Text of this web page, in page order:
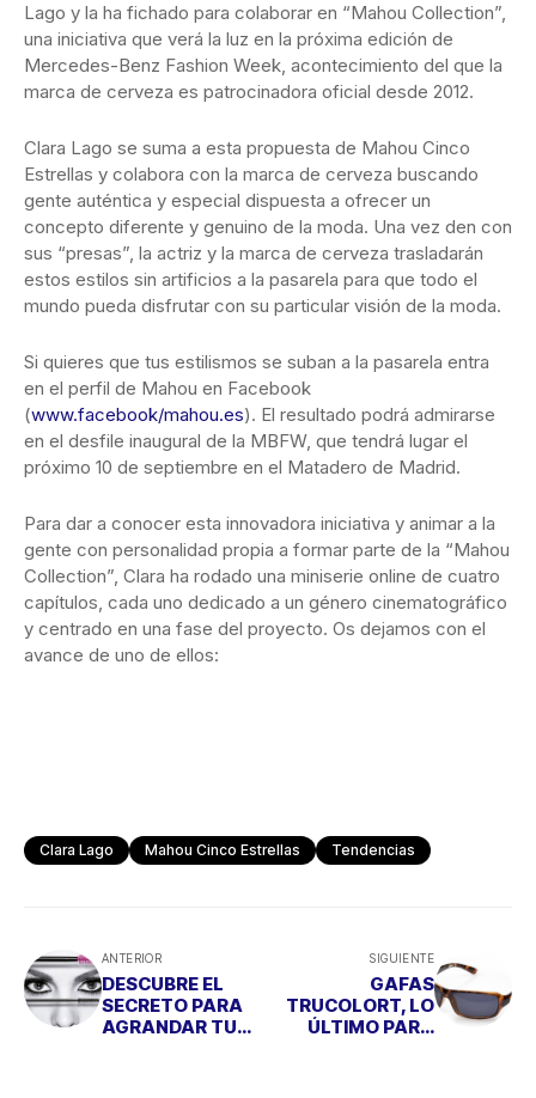
Lago y la ha fichado para colaborar en “Mahou Collection”,
una iniciativa que verá la luz en la próxima edición de
Mercedes-Benz Fashion Week, acontecimiento del que la
marca de cerveza es patrocinadora oficial desde 2012.
Clara Lago se suma a esta propuesta de Mahou Cinco
Estrellas y colabora con la marca de cerveza buscando
gente auténtica y especial dispuesta a ofrecer un
concepto diferente y genuino de la moda. Una vez den con
sus “presas”, la actriz y la marca de cerveza trasladarán
estos estilos sin artificios a la pasarela para que todo el
mundo pueda disfrutar con su particular visión de la moda.
Si quieres que tus estilismos se suban a la pasarela entra
en el perfil de Mahou en Facebook
(www.facebook/mahou.es). El resultado podrá admirarse
en el desfile inaugural de la MBFW, que tendrá lugar el
próximo 10 de septiembre en el Matadero de Madrid.
Para dar a conocer esta innovadora iniciativa y animar a la
gente con personalidad propia a formar parte de la “Mahou
Collection”, Clara ha rodado una miniserie online de cuatro
capítulos, cada uno dedicado a un género cinematográfico
y centrado en una fase del proyecto. Os dejamos con el
avance de uno de ellos:
Clara Lago Mahou Cinco Estrellas Tendencias
ANTERIOR
DESCUBRE EL
SECRETO PARA
AGRANDAR TU
SIGUIENTE
GAFAS
TRUCOLORT, LO
ÚLTIMO PARA